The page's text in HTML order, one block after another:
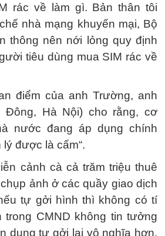
rác về làm gì. Bản thân tôi
nhà mạng khuyến mại, Bộ
thông nên nới lỏng quy định
tiêu dùng mua SIM rác về
điểm của anh Trường, anh
Đông, Hà Nội) cho rằng, cơ
nước đang áp dụng chính
lý được là cấm“.
cảnh cà cả trăm triệu thuê
ảnh ở các quầy giao dịch
tự gởi hình thì không có tí
CMND không tin tưởng
dung tự gởi lại vô nghĩa hơn.